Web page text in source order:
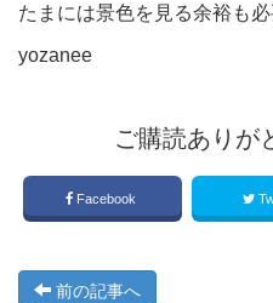
たまには景色を見る余裕も
yozanee
ご購読ありが
Facebook
前の記事へ